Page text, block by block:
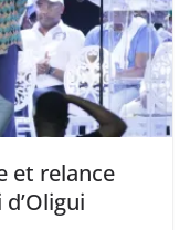
et relance